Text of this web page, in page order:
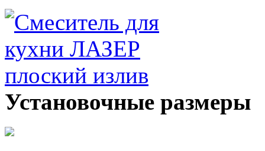
Установочные размеры